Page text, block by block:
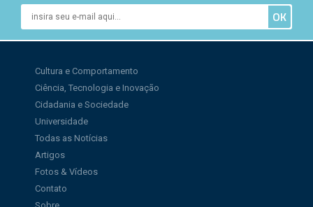
Cultura e Comportamento
Ciência, Tecnologia e Inovação
Cidadania e Sociedade
Universidade
Todas as Notícias
Artigos
Fotos & Vídeos
Contato